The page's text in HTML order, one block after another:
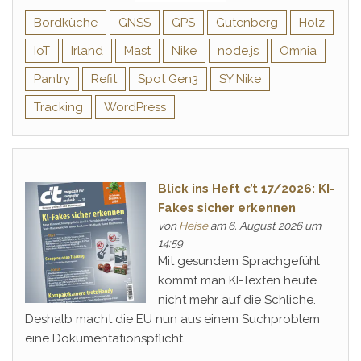
Bordküche GNSS GPS Gutenberg
Holz
IoT
Irland Mast Nike node.js
Omnia
Pantry
Refit Spot Gen3
SY Nike
Tracking
WordPress
Blick ins Heft c’t 17/2026: KI-
Fakes sicher erkennen
von Heiseam 6. August 2026 um
14:59
Mit gesundem Sprachgefühl
kommt man KI-Texten heute
nicht mehr auf die Schliche.
Deshalb macht die EU nun aus einem Suchproblem
eine Dokumentationspflicht.